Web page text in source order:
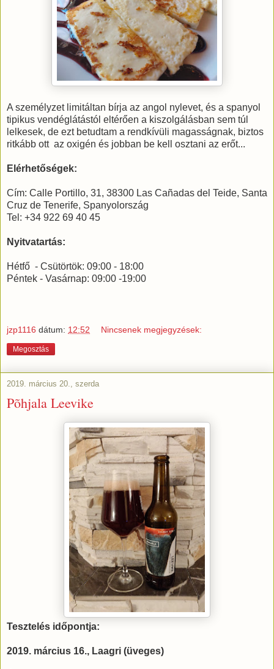
A személyzet limitáltan bírja az angol nylevet, és a spanyol
tipikus vendéglátástól eltérően a kiszolgálásban sem túl
lelkesek, de ezt betudtam a rendkívüli magasságnak, biztos
ritkább ott az oxigén és jobban be kell osztani az erőt...
Elérhetőségek:
Cím: Calle Portillo, 31, 38300 Las Cañadas del Teide, Santa
Cruz de Tenerife, Spanyolország
Tel: +34 922 69 40 45
Nyitvatartás:
Hétfő - Csütörtök: 09:00 - 18:00
Péntek - Vasárnap: 09:00 -19:00
jzp1116 dátum: 12:52 Nincsenek megjegyzések:
Megosztás
2019. március 20., szerda
Põhjala Leevike
Tesztelés időpontja:
2019. március 16., Laagri (üveges)